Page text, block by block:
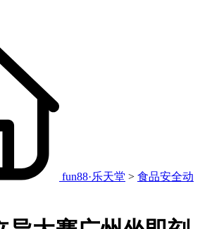
fun88·乐天堂 > 食品安全动